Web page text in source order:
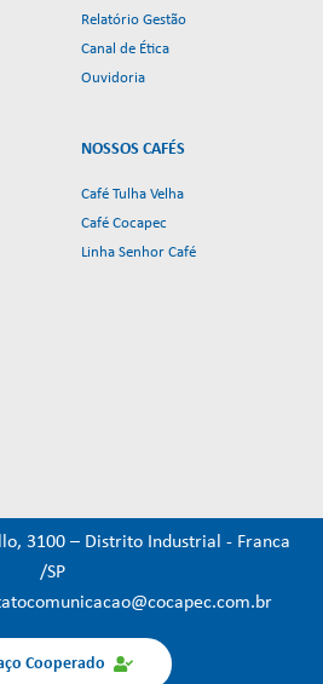
Relatório Gestão
Canal de Ética
Ouvidoria
NOSSOS CAFÉS
Café Tulha Velha
Café Cocapec
Linha Senhor Café
3100 – Distrito Industrial - Franca
/SP
Cooperado